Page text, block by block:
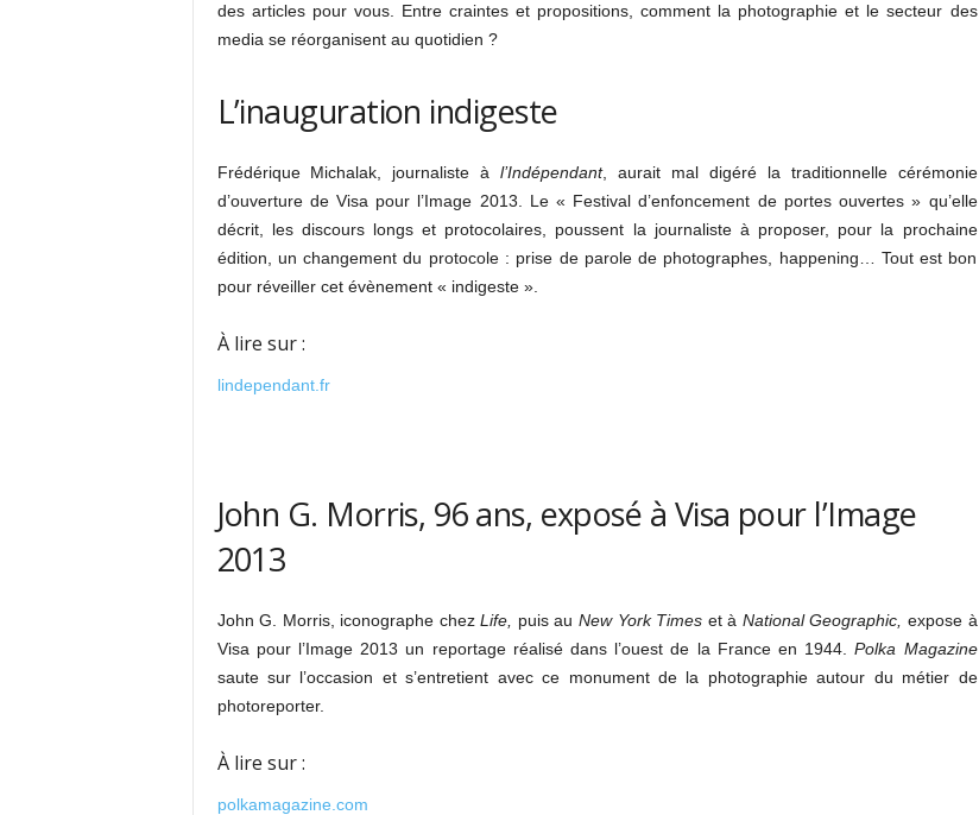
des articles pour vous. Entre craintes et propositions, comment la photographie et le secteur des
media se réorganisent au quotidien ?
L’inauguration indigeste
Frédérique Michalak, journaliste àl’Indépendant, aurait mal digéré la traditionnelle cérémonie
d’ouverture de Visa pour l’Image 2013. Le « Festival d’enfoncement de portes ouvertes » qu’elle
décrit, les discours longs et protocolaires, poussent la journaliste à proposer, pour la prochaine
édition, un changement du protocole : prise de parole de photographes, happening… Tout est bon
pour réveiller cet évènement « indigeste ».
À lire sur :
lindependant.fr
John G. Morris, 96 ans, exposé à Visa pour l’Image
2013
John G. Morris, iconographe chezLife, puis au New York Times et à National Geographic, expose à
Visa pour l’Image 2013 un reportage réalisé dans l’ouest de la France en 1944.Polka Magazine
saute sur l’occasion et s’entretient avec ce monument de la photographie autour du métier de
photoreporter.
À lire sur :
polkamagazine.com